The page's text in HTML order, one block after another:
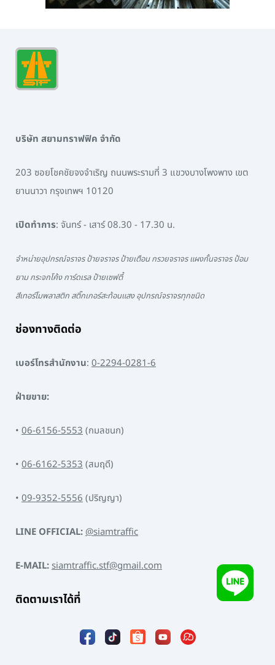
บริษัท สยามทราฟฟิค จำกัด
203 ซอยโชคชัยจงจำเริญ ถนนพระรามที่ 3 แขวงบางโพงพาง เขต
ยานนาวา กรุงเทพฯ 10120
เปิดทำการ: จันทร์ - เสาร์ 08.30 - 17.30 น.
จำหน่ายอุปกรณ์จราจร ป้ายจราจร ป้ายเตือน กรวยจราจร แผงกั้นจราจร ป้อม
ยาม กระจกโค้ง การ์ดเรล ป้ายเซฟตี้
สีเทอร์โมพลาสติก สติ๊กเกอร์สะท้อนแสง อุปกรณ์จราจรทุกชนิด
ช่องทางติดต่อ
เบอร์โทรสำนักงาน: 0-2294-0281-6
ฝ่ายขาย:
• 06-6156-5553 (กมลชนก)
• 06-6162-5353 (สมฤดี)
• 09-9352-5556 (ปริญญา)
LINE OFFICIAL: @siamtraffic
E-MAIL: siamtraffic.stf@gmail.com
ติดตามเราได้ที่